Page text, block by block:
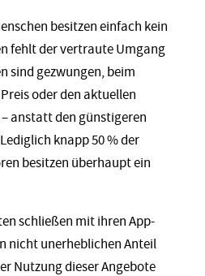
besitzen einfach kein
fehlt der vertraute Umgang
sind gezwungen, beim
oder den aktuellen
anstatt den günstigeren
knapp 50 % der
besitzen überhaupt ein
schließen mit ihren App-
nicht unerheblichen Anteil
Nutzung dieser Angebote